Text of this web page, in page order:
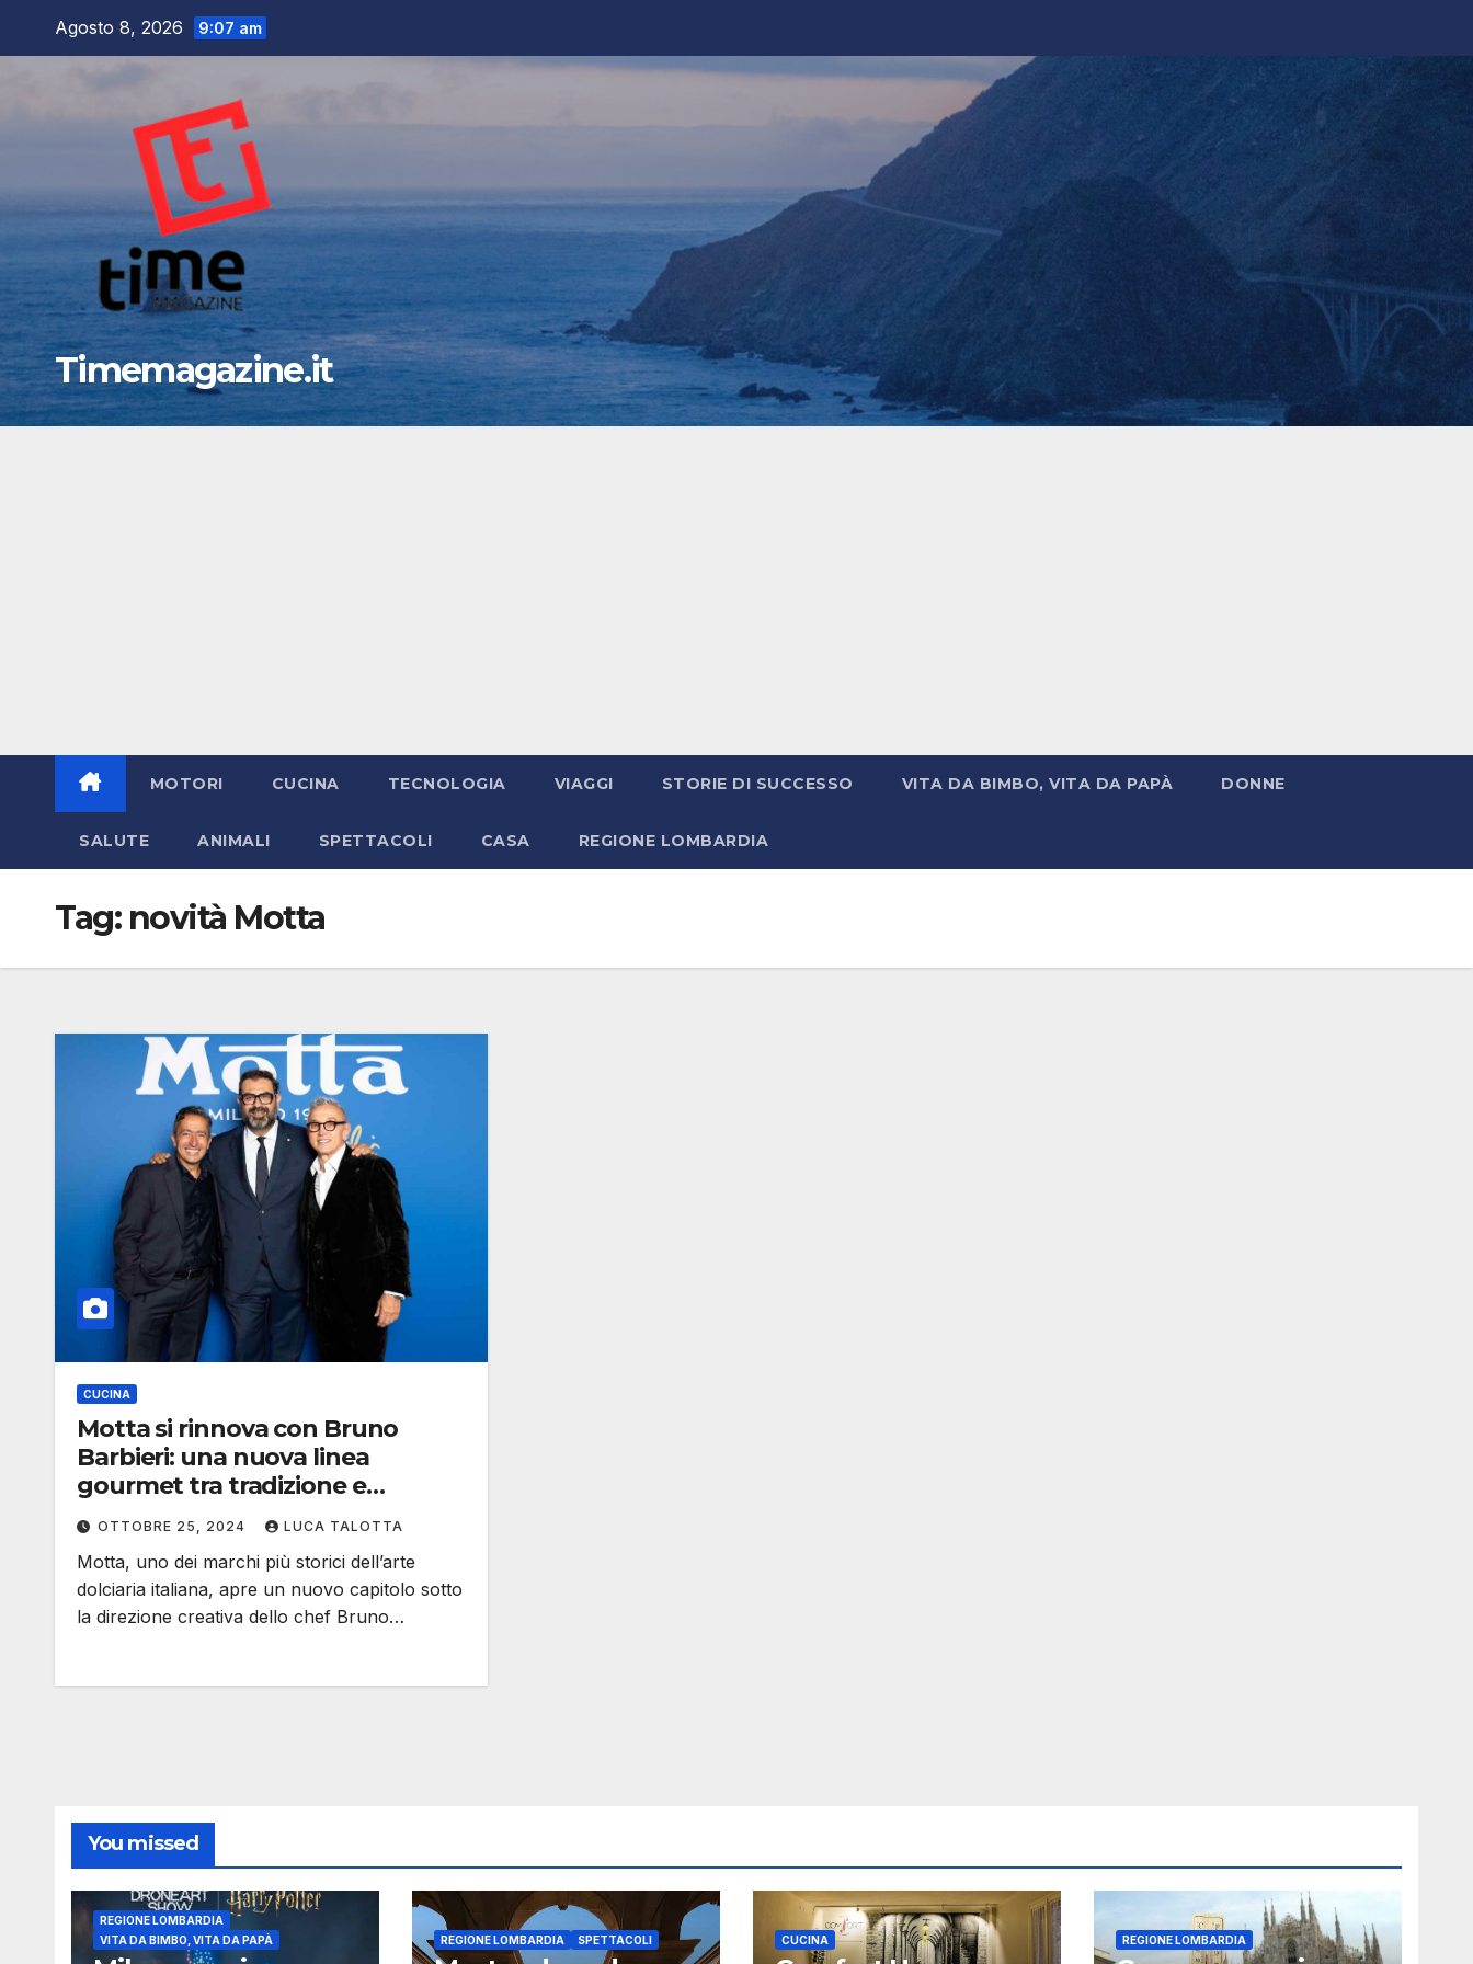
Agosto 8, 2026 9:07 am
Timemagazine.it
MOTORI CUCINA TECNOLOGIA VIAGGI STORIE DI SUCCESSO VITA DA BIMBO, VITA DA PAPÀ DONNE
SALUTE ANIMALI SPETTACOLI CASA REGIONE LOMBARDIA
Tag: novità Motta
CUCINA
Motta si rinnova con Bruno
Barbieri: una nuova linea
gourmet tra tradizione e
innovazione
OTTOBRE 25, 2024 LUCA TALOTTA
Motta, uno dei marchi più storici dell’arte
dolciaria italiana, apre un nuovo capitolo sotto
la direzione creativa dello chef Bruno…
You missed
REGIONE LOMBARDIA
VITA DA BIMBO, VITA DA PAPÀ
REGIONE LOMBARDIA SPETTACOLI CUCINA REGIONE LOMBARDIA